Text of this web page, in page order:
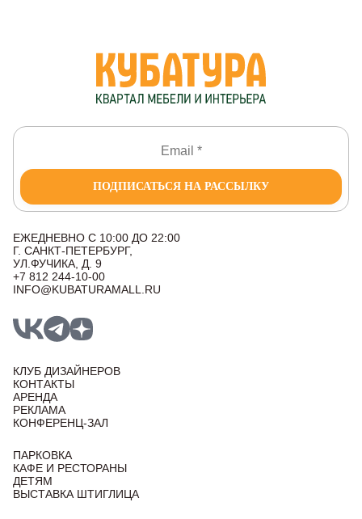
ПОДПИСАТЬСЯ НА РАССЫЛКУ
ЕЖЕДНЕВНО С 10:00 ДО 22:00
Г. САНКТ-ПЕТЕРБУРГ,
УЛ.ФУЧИКА, Д. 9
+7 812 244-10-00
INFO@KUBATURAMALL.RU
КЛУБ ДИЗАЙНЕРОВ
КОНТАКТЫ
АРЕНДА
РЕКЛАМА
КОНФЕРЕНЦ-ЗАЛ
ПАРКОВКА
КАФЕ И РЕСТОРАНЫ
ДЕТЯМ
ВЫСТАВКА ШТИГЛИЦА